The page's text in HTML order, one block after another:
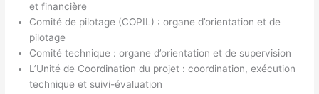
et financière
Comité de pilotage (COPIL) : organe d’orientation et de
pilotage
Comité technique : organe d’orientation et de supervision
L’Unité de Coordination du projet : coordination, exécution
technique et suivi-évaluation